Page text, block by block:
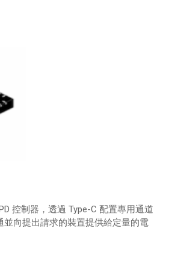
控制器，透過 Type-C 配置專用通道
並向提出請求的裝置提供給定量的電